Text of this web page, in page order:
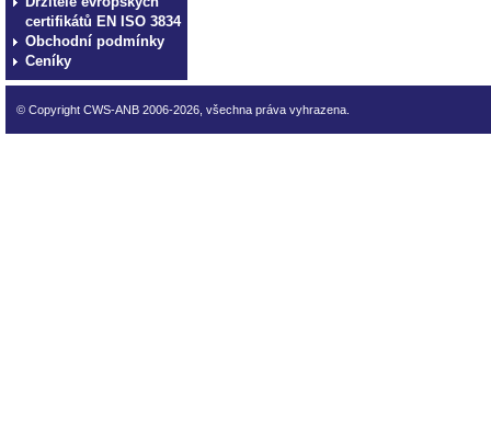
certifikátů EN ISO 3834
Obchodní podmínky
Ceníky
© Copyright CWS-ANB 2006-2026, všechna práva vyhrazena.